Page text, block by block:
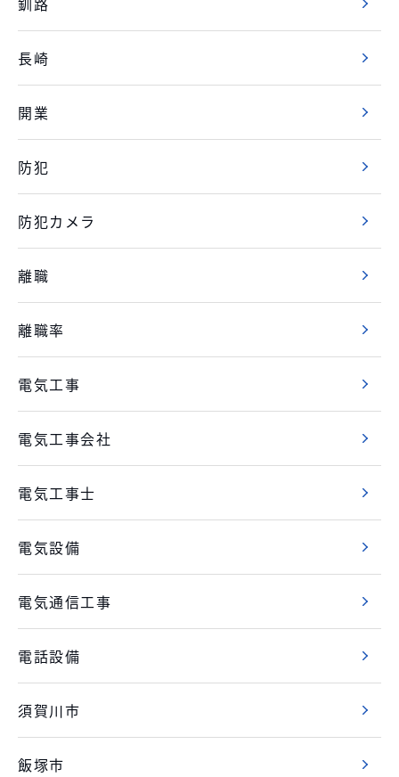
長崎
開業
防犯
防犯カメラ
離職
離職率
電気工事
電気工事会社
電気工事士
電気設備
電気通信工事
電話設備
須賀川市
飯塚市